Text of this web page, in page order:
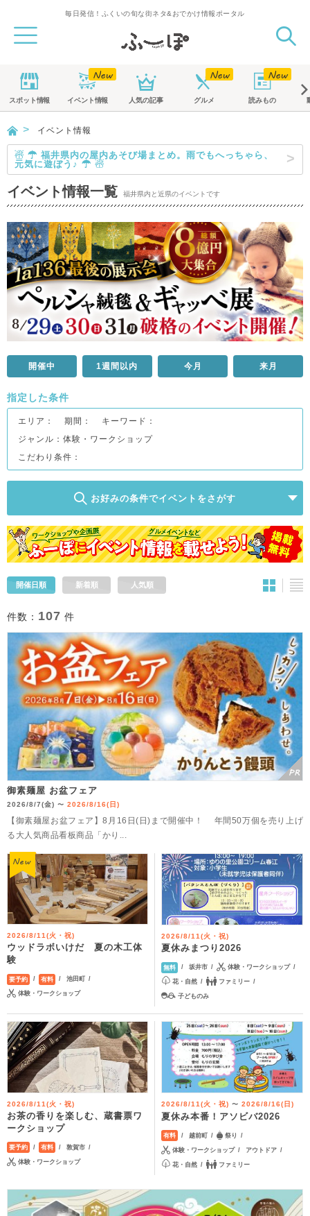
毎日発信！ふくいの旬な街ネタ&おでかけ情報ポータル
スポット情報 イベント情報 人気の記事 グルメ 読みもの
イベント情報
☃ ☂ 福井県内の屋内あそび場まとめ。雨でもへっちゃら、
元気に遊ぼう♪ ☂ ☃
イベント情報一覧 福井県内と近県のイベントです
開催中 1週間以内 今月 来月
指定した条件
エリア： 期間：
キーワード：
ジャンル： 体験・ワークショップ
こだわり条件：
お好みの条件でイベントをさがす
開催日順 新着順 人気順
件数： 107 件
御素麺屋 お盆フェア
2026/8/7(金) 〜 2026/8/16(日)
【御素麺屋お盆フェア】8月16日(日)まで開催中！ 年間50万個を売り上げ
る大人気商品看板商品「かり...
2026/8/11(火・祝)
ウッドラボいけだ 夏の木工体
験
要予約 有料 池田町
体験・ワークショップ
2026/8/11(火・祝)
夏休みまつり2026
無料 坂井市 体験・ワークショップ
花・自然 ファミリー
子どものみ
2026/8/11(火・祝)
お茶の香りを楽しむ、蔵書票ワ
ークショップ
要予約 有料 敦賀市
体験・ワークショップ
2026/8/11(火・祝) 〜 2026/8/16(日)
夏休み本番！アソビバ2026
有料 越前町 祭り
体験・ワークショップ アウトドア
花・自然 ファミリー